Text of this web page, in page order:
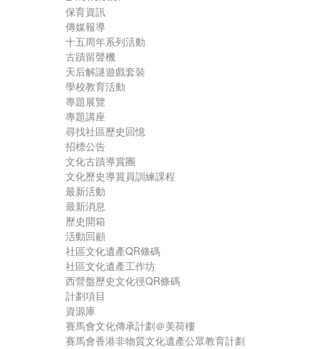
保育資訊
傳媒報導
十五周年系列活動
古蹟留聲機
天后解謎遊戲套裝
學校教育活動
專題展覽
專題講座
尋找社區歷史回憶
招標公告
文化古蹟導賞團
文化歷史導賞員訓練課程
最新活動
最新消息
歷史開箱
活動回顧
社區文化遺產QR條碼
社區文化遺產工作坊
西營盤歷史文化徑QR條碼
計劃項目
資源庫
賽馬會文化傳承計劃＠美荷樓
賽馬會香港非物質文化遺產公眾教育計劃